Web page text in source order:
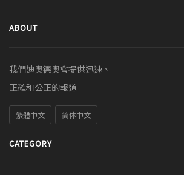
ABOUT
我們迪奧德奧會提供迅速、
正確和公正的報道
繁體中文 简体中文
CATEGORY